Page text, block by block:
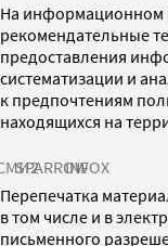
На информационном
рекомендательные
предоставления
систематизации и
к предпочтениям
находящихся на
SPARROWINFOX
Перепечатка
в том числе и в
письменного